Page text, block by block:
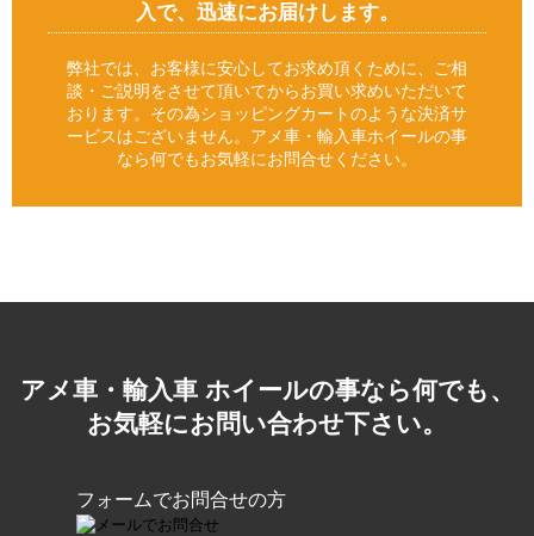
入で、迅速にお届けします。
弊社では、お客様に安心してお求め頂くために、ご相
談・ご説明をさせて頂いてからお買い求めいただいて
おります。その為ショッピングカートのような決済サ
ービスはございません。アメ車・輸入車ホイールの事
なら何でもお気軽にお問合せください。
アメ車・輸入車 ホイールの事なら何でも、
お気軽にお問い合わせ下さい。
フォームでお問合せの方